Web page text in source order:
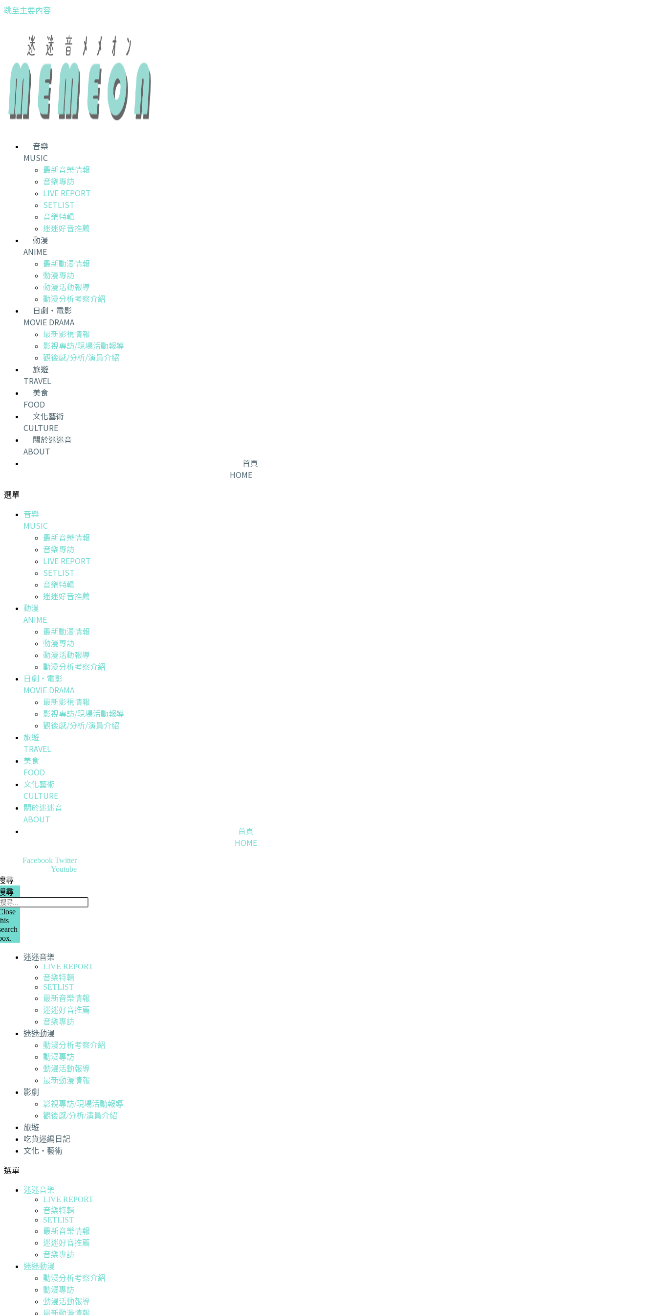
跳至主要內容
音樂
MUSIC
最新音樂情報
音樂專訪
LIVE REPORT
SETLIST
音樂特輯
迷迷好音推薦
動漫
ANIME
最新動漫情報
動漫專訪
動漫活動報導
動漫分析考察介紹
日劇・電影
MOVIE DRAMA
最新影視情報
影視專訪/現場活動報導
觀後感/分析/演員介紹
旅遊
TRAVEL
美食
FOOD
文化藝術
CULTURE
關於迷迷音
ABOUT
首頁
HOME
選單
音樂
MUSIC
最新音樂情報
音樂專訪
LIVE REPORT
SETLIST
音樂特輯
迷迷好音推薦
動漫
ANIME
最新動漫情報
動漫專訪
動漫活動報導
動漫分析考察介紹
日劇・電影
MOVIE DRAMA
最新影視情報
影視專訪/現場活動報導
觀後感/分析/演員介紹
旅遊
TRAVEL
美食
FOOD
文化藝術
CULTURE
關於迷迷音
ABOUT
首頁
HOME
Facebook Twitter
Youtube
尋
尋
迷迷音樂
LIVE REPORT
音樂特輯
SETLIST
最新音樂情報
迷迷好音推薦
音樂專訪
迷迷動漫
動漫分析考察介紹
動漫專訪
動漫活動報導
最新動漫情報
影劇
影視專訪/現場活動報導
觀後感/分析/演員介紹
旅遊
吃貨迷編日記
文化・藝術
選單
迷迷音樂
LIVE REPORT
音樂特輯
SETLIST
最新音樂情報
迷迷好音推薦
音樂專訪
迷迷動漫
動漫分析考察介紹
動漫專訪
動漫活動報導
最新動漫情報